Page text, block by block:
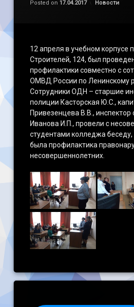
Posted on 17.04.2017 Категории:
Новости
12 апреля в учебном корпусе
Строителей, 124, был
профилактики совместно с
ОМВД России по Ленинскому
Сотрудники ОДН – старшие
полиции Касторская Ю.С.,
Привезенцева В.В., инспектор
Иванова И.П., провели с
студентами колледжа
была профилактика
несовершеннолетних.